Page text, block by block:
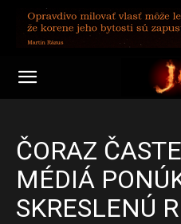
ČORAZ
MÉDIÁ
SKRESLENÚ